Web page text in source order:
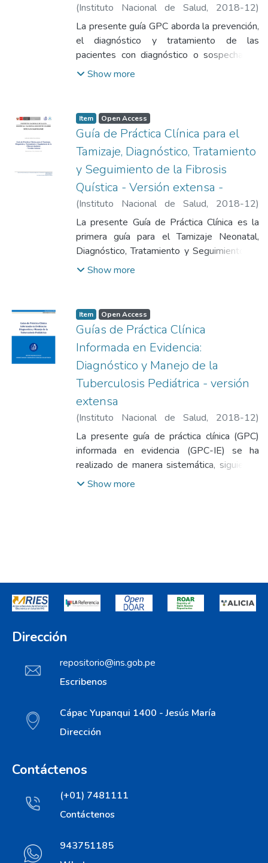
(Instituto Nacional de Salud, 2018-12)
Instituto Nacional de Salud
La presente guía GPC aborda la prevención,
el diagnóstico y tratamiento de las
pacientes con diagnóstico o sospecha de
sepsis obstétrica
Show more
Item Open Access
Guía de Práctica Clínica para el
Tamizaje, Diagnóstico, Tratamiento
y Seguimiento de la Fibrosis
Quística - Versión extensa -
(Instituto Nacional de Salud, 2018-12)
Instituto Nacional de Salud
La presente Guía de Práctica Clínica es la
primera guía para el Tamizaje Neonatal,
Diagnóstico, Tratamiento y Seguimiento de
la Fibrosis Quística que utiliza herramientas
y la metodología GRADE
Show more
Item Open Access
Guías de Práctica Clínica
Informada en Evidencia:
Diagnóstico y Manejo de la
Tuberculosis Pediátrica - versión
extensa
(Instituto Nacional de Salud, 2018-12)
Instituto Nacional de Salud
La presente guía de práctica clínica (GPC)
informada en evidencia (GPC-IE) se ha
realizado de manera sistemática, siguiendo
la normativa actual vigente del Ministerio de
Guía de Tuberculosis Latente de la OMS del
2018, según la contextualización realizada
con el panel de expertos sobre nuestra
Show more
Dirección
repositorio@ins.gob.pe
Escribenos
Cápac Yupanqui 1400 - Jesús María
Dirección
Contáctenos
(+01) 7481111
Contáctenos
943751185